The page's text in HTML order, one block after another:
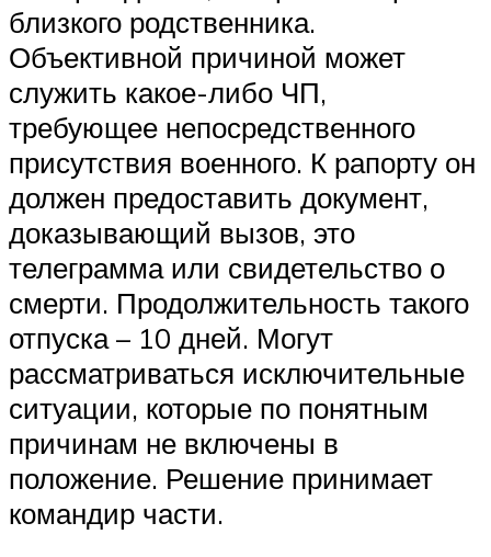
близкого родственника.
Объективной причиной может
служить какое-либо ЧП,
требующее непосредственного
присутствия военного. К рапорту он
должен предоставить документ,
доказывающий вызов, это
телеграмма или свидетельство о
смерти. Продолжительность такого
отпуска – 10 дней. Могут
рассматриваться исключительные
ситуации, которые по понятным
причинам не включены в
положение. Решение принимает
командир части.